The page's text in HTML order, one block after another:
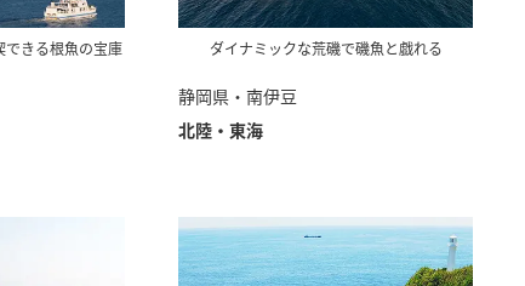
できる根魚の宝庫 ダイナミックな荒磯で磯魚と戯れる
静岡県・南伊豆
北陸・東海